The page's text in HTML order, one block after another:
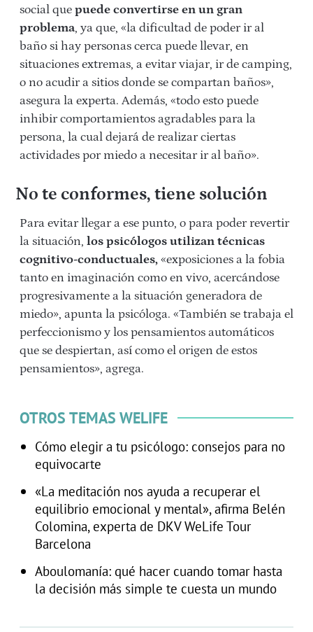
social que puede convertirse en un gran
problema, ya que, «la dificultad de poder ir al
baño si hay personas cerca puede llevar, en
situaciones extremas, a evitar viajar, ir de camping,
o no acudir a sitios donde se compartan baños»,
asegura la experta. Además, «todo esto puede
inhibir comportamientos agradables para la
persona, la cual dejará de realizar ciertas
actividades por miedo a necesitar ir al baño».
No te conformes, tiene solución
Para evitar llegar a ese punto, o para poder revertir
la situación, los psicólogos utilizan técnicas
cognitivo-conductuales, «exposiciones a la fobia
tanto en imaginación como en vivo, acercándose
progresivamente a la situación generadora de
miedo», apunta la psicóloga. «También se trabaja el
perfeccionismo y los pensamientos automáticos
que se despiertan, así como el origen de estos
pensamientos», agrega.
OTROS TEMAS WELIFE
Cómo elegir a tu psicólogo: consejos para no
equivocarte
«La meditación nos ayuda a recuperar el
equilibrio emocional y mental», afirma Belén
Colomina, experta de DKV WeLife Tour
Barcelona
Aboulomanía: qué hacer cuando tomar hasta
la decisión más simple te cuesta un mundo